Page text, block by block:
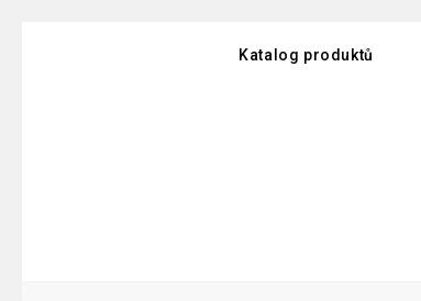
Katalog produktů